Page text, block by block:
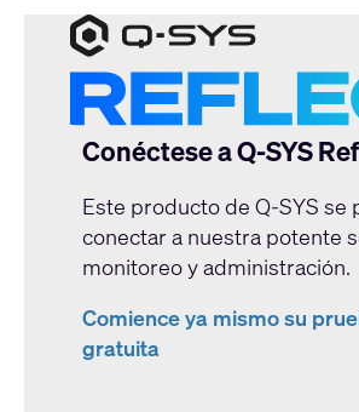
Conéctese a Q-SYS
Este producto de Q-SYS se
conectar a nuestra potente
monitoreo y administración.
Comience ya mismo su
gratuita